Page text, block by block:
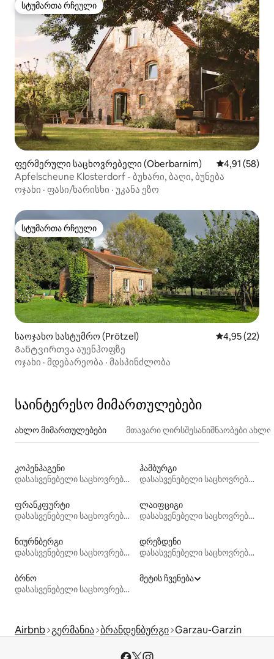
სტუმართა რჩეული
სტუმართა რჩეული
ფერმერული საცხოვრებელი (Oberbarnim) საშუალო
4,91 (58)
Apfelscheune Klosterdorf - ბუხარი, ბაღი, ბუნება
ოჯახი · ფასი/ხარისხი · უკანა ეზო
სტუმართა რჩეული
სტუმართა რჩეული
საოჯახო სასტუმრო (Prötzel) საშუალო
4,95 (22)
Განტვირთვა აუენჰოფზე
ოჯახი · მდებარეობა · მასპინძლობა
საინტერესო მიმართულებები
ახლო მიმართულებები მთავარი ღირსშესანიშნაობები
კოპენჰაგენი
დასასვენებელი საცხოვრებლები
ჰამბურგი
დასასვენებელი საცხოვრებლები
ფრანკფურტი
დასასვენებელი საცხოვრებლები
ლაიფციგი
დასასვენებელი საცხოვრებლები
ნიურნბერგი
დასასვენებელი საცხოვრებლები
დრეზდენი
დასასვენებელი საცხოვრებლები
ბრნო
დასასვენებელი საცხოვრებლები
მეტის ჩვენება
Airbnb გერმანია ბრანდენბურგი Garzau-Garzin